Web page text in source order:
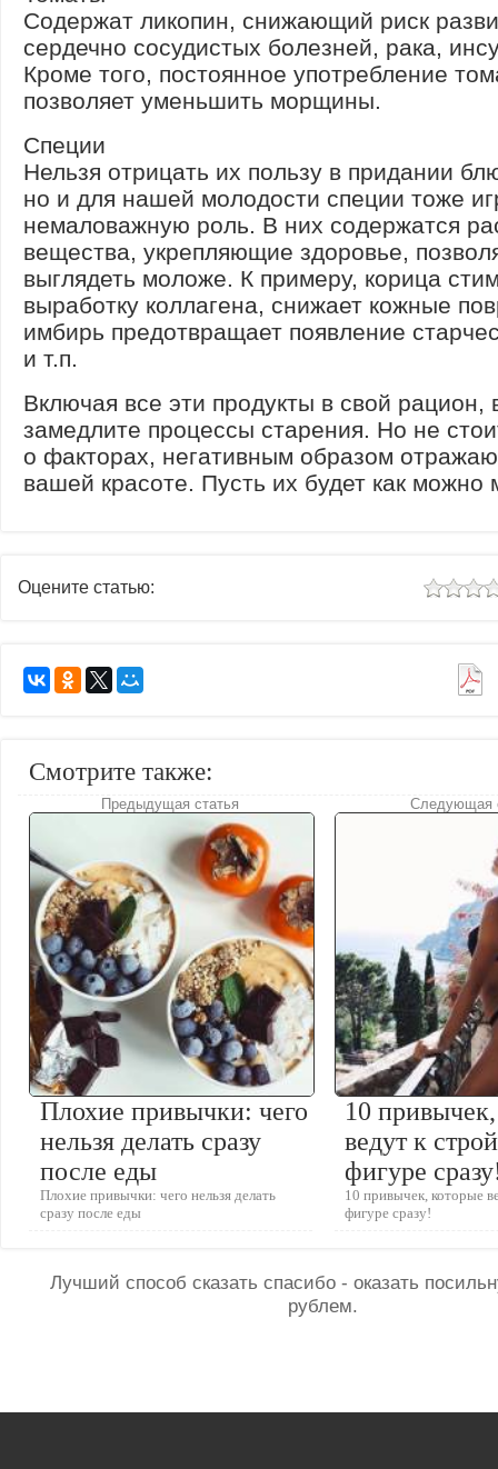
Содержат ликопин, снижающий риск
сердечно сосудистых болезней, рака,
Кроме того, постоянное употребление
позволяет уменьшить морщины.
Специи
Нельзя отрицать их пользу в придании
но и для нашей молодости специи тоже
немаловажную роль. В них содержатся
вещества, укрепляющие здоровье,
выглядеть моложе. К примеру, корица
выработку коллагена, снижает кожные
имбирь предотвращает появление
и т.п.
Включая все эти продукты в свой рацион,
замедлите процессы старения. Но не
о факторах, негативным образом
вашей красоте. Пусть их будет как можно
Оцените статью:
Смотрите также:
Предыдущая статья
Плохие привычки: чего
нельзя делать сразу
после еды
Плохие привычки: чего нельзя делать
сразу после еды
Следующая
10
ведут к
фигуре
10 привычек, которые
фигуре сразу!
Лучший способ сказать спасибо - оказать
рублем.